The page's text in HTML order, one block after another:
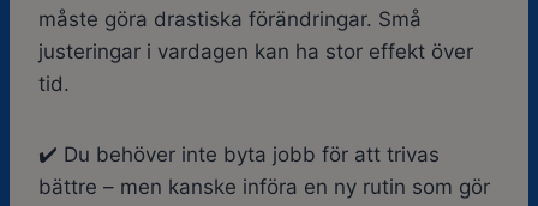
måste göra drastiska förändringar. Små
justeringar i vardagen kan ha stor effekt över
tid.
✔️ Du behöver inte byta jobb för att trivas
bättre – men kanske införa en ny rutin som gör